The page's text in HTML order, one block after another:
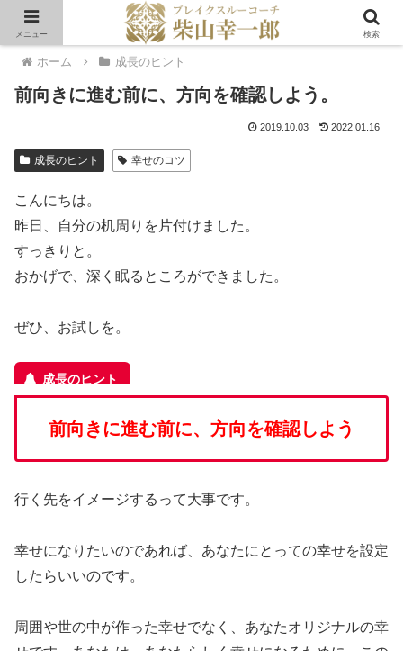
ホーム 成長のヒント
前向きに進む前に、方向を確認しよう。
2019.10.03 2022.01.16
成長のヒント 幸せのコツ
こんにちは。
昨日、自分の机周りを片付けました。
すっきりと。
おかげで、深く眠るところができました。
ぜひ、お試しを。
前向きに進む前に、方向を確認しよう
行く先をイメージするって大事です。
幸せになりたいのであれば、あなたにとっての幸せを設定
したらいいのです。
周囲や世の中が作った幸せでなく、あなたオリジナルの幸
メニュー 検索